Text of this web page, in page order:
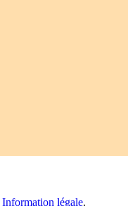
Information légale.